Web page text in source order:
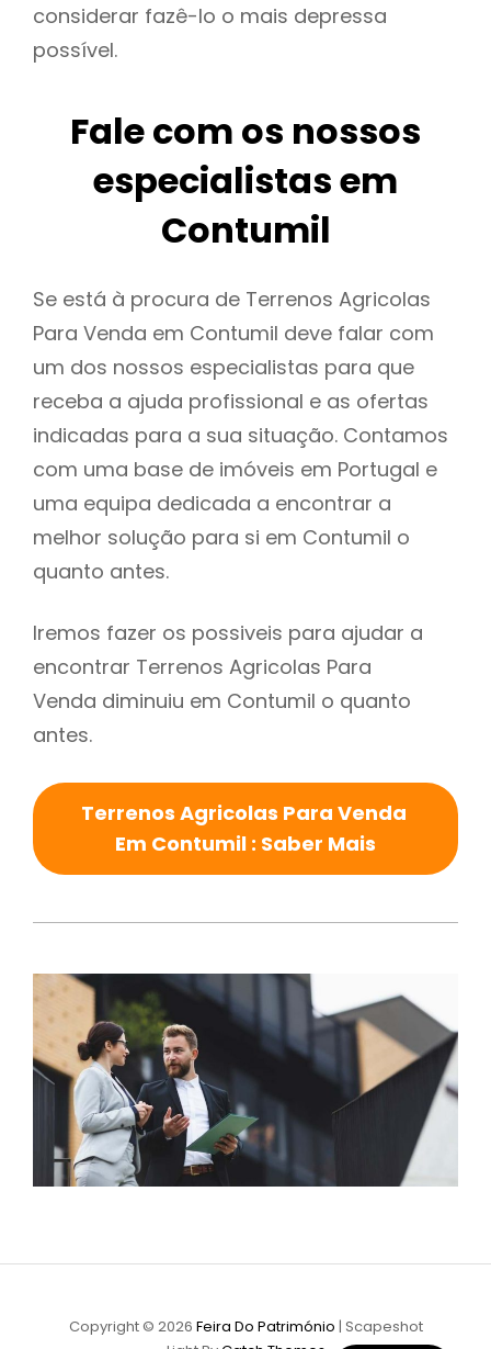
considerar fazê-lo o mais depressa
possível.
Fale com os nossos
especialistas em
Contumil
Se está à procura de Terrenos Agricolas
Para Venda em Contumil deve falar com
um dos nossos especialistas para que
receba a ajuda profissional e as ofertas
indicadas para a sua situação. Contamos
com uma base de imóveis em Portugal e
uma equipa dedicada a encontrar a
melhor solução para si em Contumil o
quanto antes.
Iremos fazer os possiveis para ajudar a
encontrar Terrenos Agricolas Para
Venda diminuiu em Contumil o quanto
antes.
Terrenos Agricolas Para Venda
Em Contumil : Saber Mais
Copyright © 2026 Feira Do Património | Scapeshot